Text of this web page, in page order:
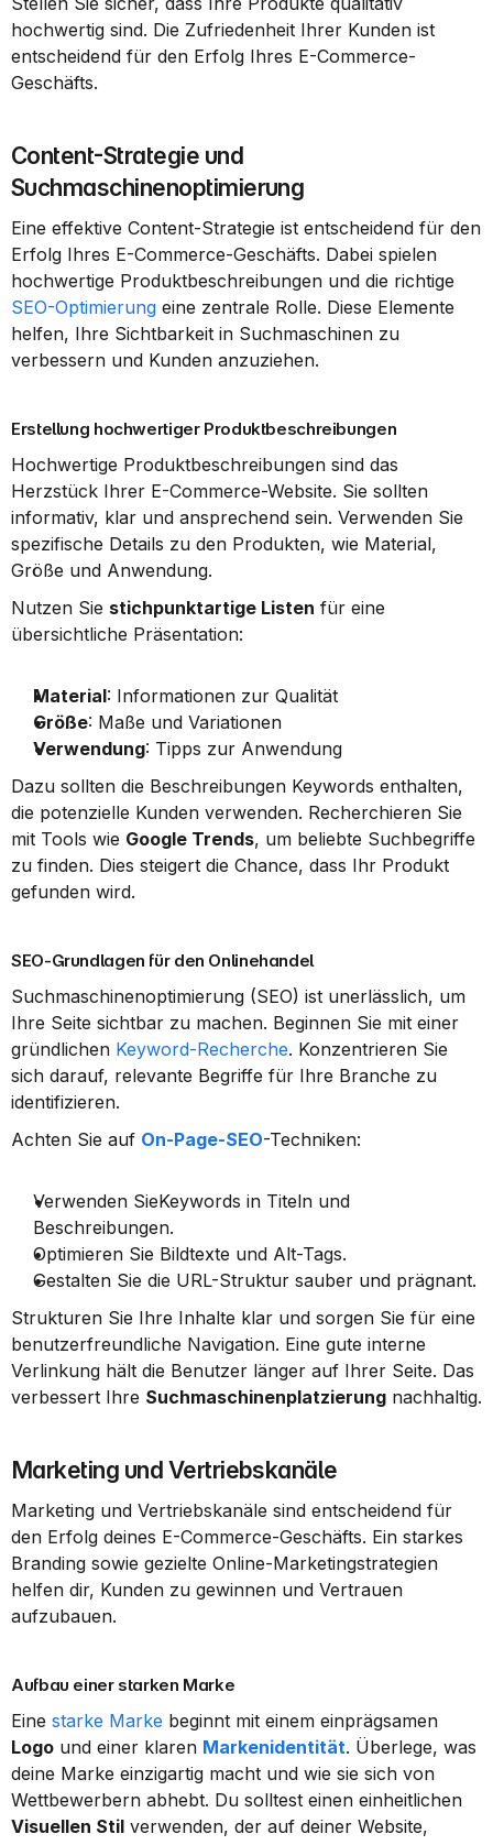
hochwertig sind. Die Zufriedenheit Ihrer Kunden ist
entscheidend für den Erfolg Ihres E-Commerce-
Geschäfts.
Content-Strategie und
Suchmaschinenoptimierung
Eine effektive Content-Strategie ist entscheidend für den
Erfolg Ihres E-Commerce-Geschäfts. Dabei spielen
SEO-Optimierung eine zentrale Rolle. Diese Elemente
helfen, Ihre Sichtbarkeit in Suchmaschinen zu
verbessern und Kunden anzuziehen.
Erstellung hochwertiger Produktbeschreibungen
Hochwertige Produktbeschreibungen sind das
Herzstück Ihrer E-Commerce-Website. Sie sollten
informativ, klar und ansprechend sein. Verwenden Sie
spezifische Details zu den Produkten, wie Material,
Größe und Anwendung.
Nutzen Sie stichpunktartige Listen für eine
übersichtliche Präsentation:
Material: Informationen zur Qualität
Größe: Maße und Variationen
Verwendung: Tipps zur Anwendung
Dazu sollten die Beschreibungen Keywords enthalten,
die potenzielle Kunden verwenden. Recherchieren Sie
mit Tools wie Google Trends, um beliebte Suchbegriffe
zu finden. Dies steigert die Chance, dass Ihr Produkt
gefunden wird.
SEO-Grundlagen für den Onlinehandel
Suchmaschinenoptimierung (SEO) ist unerlässlich, um
Ihre Seite sichtbar zu machen. Beginnen Sie mit einer
gründlichen Keyword-Recherche. Konzentrieren Sie
sich darauf, relevante Begriffe für Ihre Branche zu
identifizieren.
Achten Sie auf On-Page-SEO-Techniken:
Verwenden SieKeywords in Titeln und
Beschreibungen.
Optimieren Sie Bildtexte und Alt-Tags.
Gestalten Sie die URL-Struktur sauber und prägnant.
Strukturen Sie Ihre Inhalte klar und sorgen Sie für eine
benutzerfreundliche Navigation. Eine gute interne
Verlinkung hält die Benutzer länger auf Ihrer Seite. Das
verbessert Ihre Suchmaschinenplatzierung nachhaltig.
Marketing und Vertriebskanäle
Marketing und Vertriebskanäle sind entscheidend für
den Erfolg deines E-Commerce-Geschäfts. Ein starkes
Branding sowie gezielte Online-Marketingstrategien
helfen dir, Kunden zu gewinnen und Vertrauen
aufzubauen.
Aufbau einer starken Marke
Eine starke Marke
Logo und einer klaren Markenidentität. Überlege, was
deine Marke einzigartig macht und wie sie sich von
Visuellen Stil verwenden, der auf deiner Website,